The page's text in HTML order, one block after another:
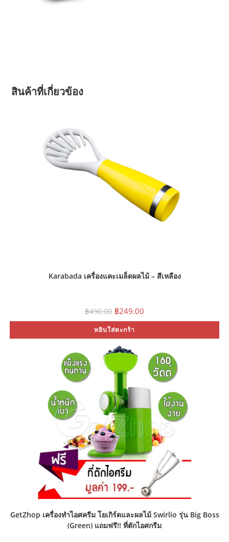
สินค้าที่เกี่ยวข้อง
Karabada เครื่องแคะเมล็ดผลไม้ – สีเหลือง
฿490.00 Original
price
was:
฿490.00.
฿249.00
is:
หยิบใส่ตะกร้า
GetZhop เครื่องทำไอศครีม โยเกิร์ตและผลไม้ Swirlio รุ่น Big Boss
(Green) แถมฟรี!! ที่ตักไอศกรีม